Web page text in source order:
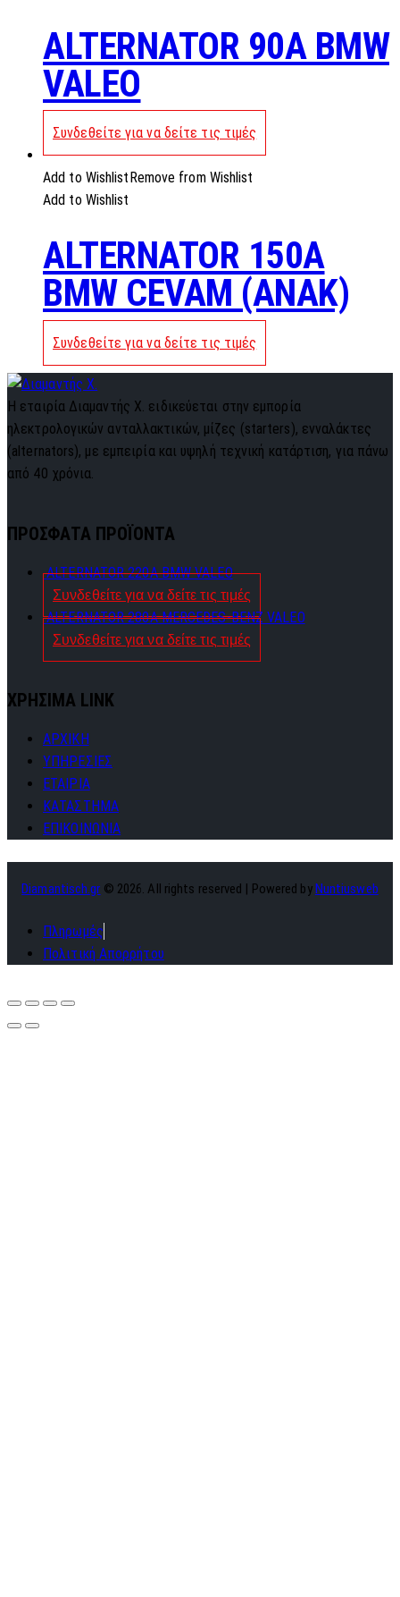
ALTERNATOR 90A BMW
VALEO
Συνδεθείτε για να δείτε τις τιμές
Add to Wishlist Remove from Wishlist
Add to Wishlist
ALTERNATOR 150A
BMW CEVAM (ANAK)
Συνδεθείτε για να δείτε τις τιμές
Η εταιρία Διαμαντής Χ. ειδικεύεται στην εμπορία
ηλεκτρολογικών ανταλλακτικών, μίζες (starters), ενναλάκτες
(alternators), με εμπειρία και υψηλή τεχνική κατάρτιση, για πάνω
από 40 χρόνια.
ΠΡΟΣΦΑΤΑ ΠΡΟΪΟΝΤΑ
ALTERNATOR 220A BMW VALEO
Συνδεθείτε για να δείτε τις τιμές
ALTERNATOR 280A MERCEDES-BENZ VALEO
Συνδεθείτε για να δείτε τις τιμές
ΧΡΗΣΙΜΑ LINK
ΑΡΧΙΚΗ
ΥΠΗΡΕΣΙΕΣ
ΕΤΑΙΡΙΑ
ΚΑΤΑΣΤΗΜΑ
ΕΠΙΚΟΙΝΩΝΙΑ
Diamantisch.gr © 2026. All rights reserved | Powered by Nuntiusweb
Πληρωμές
Πολιτική Απορρήτου